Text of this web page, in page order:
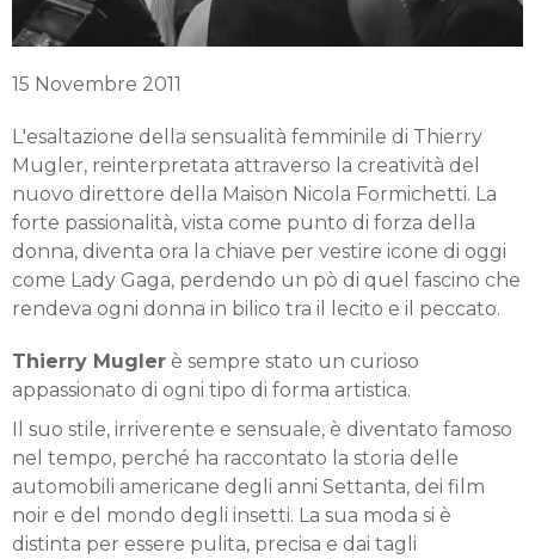
15 Novembre 2011
L'esaltazione della sensualità femminile di Thierry
Mugler, reinterpretata attraverso la creatività del
nuovo direttore della Maison Nicola Formichetti. La
forte passionalità, vista come punto di forza della
donna, diventa ora la chiave per vestire icone di oggi
come Lady Gaga, perdendo un pò di quel fascino che
rendeva ogni donna in bilico tra il lecito e il peccato.
Thierry Mugler è sempre stato un curioso
appassionato di ogni tipo di forma artistica.
Il suo stile, irriverente e sensuale, è diventato famoso
nel tempo, perché ha raccontato la storia delle
automobili americane degli anni Settanta, dei film
noir e del mondo degli insetti. La sua moda si è
distinta per essere pulita, precisa e dai tagli